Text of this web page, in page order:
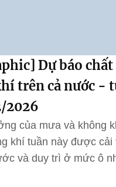
Dự báo
trên cả nước -
2026
của mưa và không
khí tuần này được cải
và duy trì ở mức ô